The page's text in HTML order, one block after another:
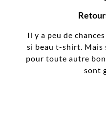
Il y a peu de
si beau t-shirt. Mais
pour toute autre
sont